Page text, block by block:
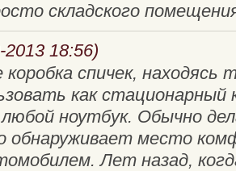
складского
18:56)
спичек, находясь
как
любой ноутбук. Обычно
обнаруживает место
Лет назад,